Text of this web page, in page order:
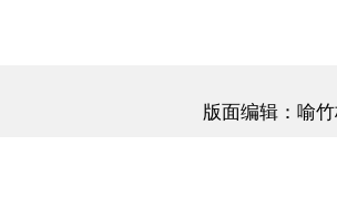
版面编辑：喻